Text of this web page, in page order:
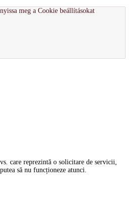
meg a Cookie beállításokat
care reprezintă o solicitare de servicii,
să nu funcționeze atunci.